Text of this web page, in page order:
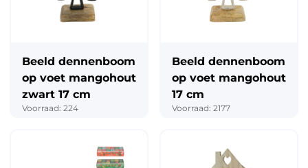
Beeld dennenboom
op voet mangohout
zwart 17 cm
Voorraad: 224
Beeld dennenboom
op voet mangohout
17 cm
Voorraad: 2177